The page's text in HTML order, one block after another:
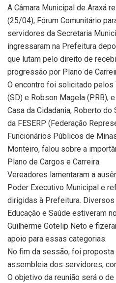
A Câmara Municipal de Araxá
(25/04), Fórum Comunitário
servidores da Secretaria
ingressaram na Prefeitura
que lutam pelo direito de
progressão por Plano de
O encontro foi solicitado pelos
(SD) e Robson Magela (PRB),
Casa da Cidadania, Roberto do
da FESERP (Federação
Funcionários Públicos de
Monteiro, falou sobre a
Plano de Cargos e Carreira.
Vereadores lamentaram a
Poder Executivo Municipal e
dirigidas à Prefeitura.
Educação e Saúde estiveram
Guilherme Gotelip Neto e
apoio para essas categorias.
No fim da sessão, foi
assembleia dos servidores,
O objetivo da reunião será o